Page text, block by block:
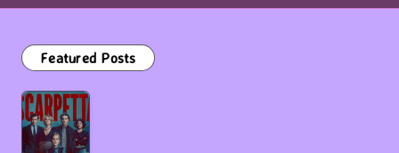
Featured Posts